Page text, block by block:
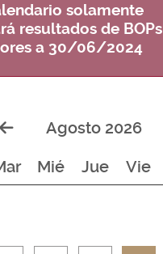
solamente
resultados de BOPs
a 30/06/2024
Agosto 2026
Mié Jue Vie